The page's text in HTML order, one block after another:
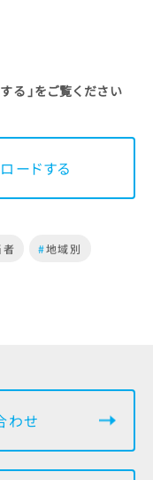
る」をご覧ください
ードする
者 #地域別
わせ